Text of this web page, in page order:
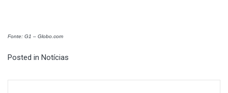
Fonte: G1 – Globo.com
Posted in Notícias